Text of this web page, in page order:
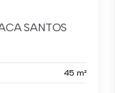
SANTOS
45 m²